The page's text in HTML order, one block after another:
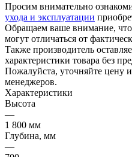
Просим внимательно
ухода и эксплуатации
Обращаем ваше внимание,
могут отличаться от
Также производитель
характеристики товара без
Пожалуйста, уточняйте цену
менеджеров.
Характеристики
Высота
—
1 800 мм
Глубина, мм
—